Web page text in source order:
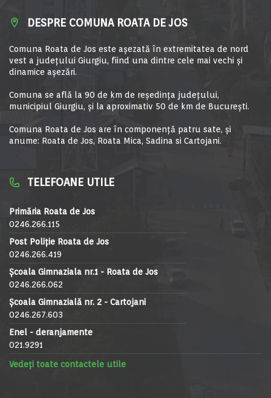
DESPRE COMUNA ROATA DE JOS
Comuna Roata de Jos este aşezată în extremitatea de nord
vest a judeţului Giurgiu, fiind una dintre cele mai vechi şi
dinamice aşezări.
Comuna se află la 90 de km de reşedinţa judeţului,
municipiul Giurgiu, şi la aproximativ 50 de km de Bucureşti.
Comuna Roata de Jos are în componență patru sate, și
anume: Roata de Jos, Roata Mica, Sadina si Cartojani.
TELEFOANE UTILE
Primăria Roata de Jos
0246.266.115
Post Poliție Roata de Jos
0246.266.419
Școala Gimnaziala nr.1 - Roata de Jos
0246.266.062
Școala Gimnazială nr. 2 - Cartojani
0246.267.603
Enel - deranjamente
021.9291
Vedeți toate contactele utile